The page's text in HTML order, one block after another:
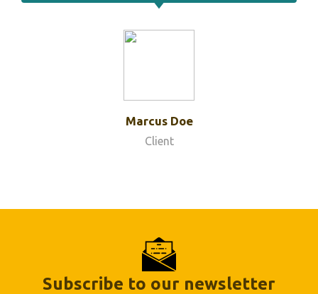
Marcus Doe
Client
Subscribe to our newsletter